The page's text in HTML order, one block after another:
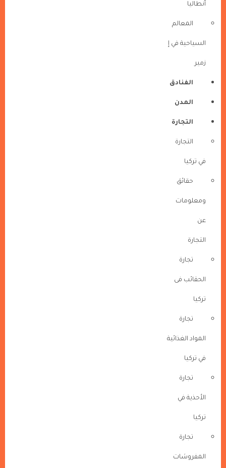
أنطاليا
المعالم
السياحية في إ
زمير
الفنادق
المدن
التجارة
التجارة
في تركيا
حقائق
ومعلومات
عن
التجارة
تجارة
الحقائب فى
تركيا
تجارة
المواد الغذائية
في تركيا
تجارة
الأحذية في
تركيا
تجارة
المفروشات